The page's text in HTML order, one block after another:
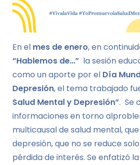
En el mes de enero, en
“Hablemos de…” la sesión
como un aporte por el Día
Depresión, el tema trabajado
Salud Mental y Depresión”. Se
informaciones en torno
multicausal de salud mental,
depresión, que no se reduce
pérdida de interés. Se enfatizó